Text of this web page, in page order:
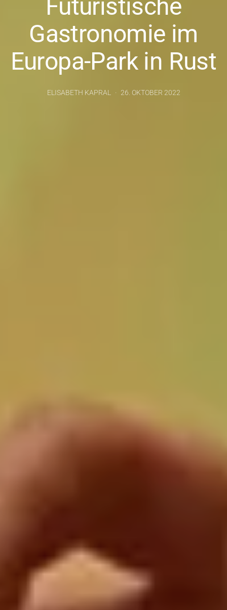
Futuristische
Gastronomie im
Europa-Park in Rust
ELISABETH KAPRAL 26. OKTOBER 2022